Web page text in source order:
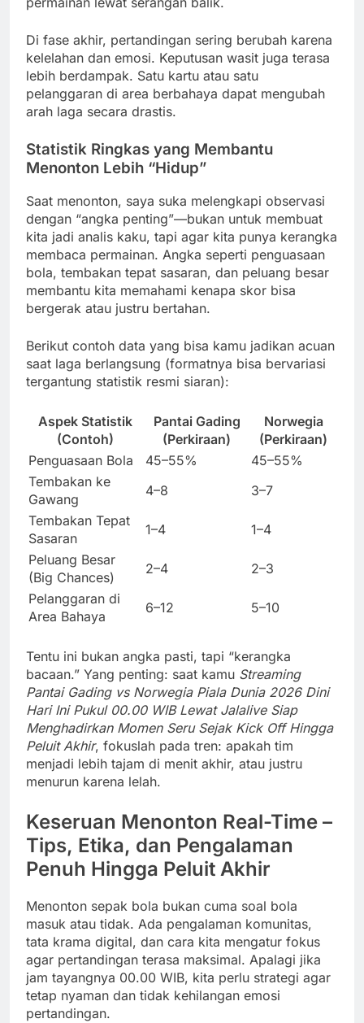
Di fase akhir, pertandingan sering berubah karena
kelelahan dan emosi. Keputusan wasit juga terasa
lebih berdampak. Satu kartu atau satu
pelanggaran di area berbahaya dapat mengubah
arah laga secara drastis.
Statistik Ringkas yang Membantu
Menonton Lebih “Hidup”
Saat menonton, saya suka melengkapi observasi
dengan “angka penting”—bukan untuk membuat
kita jadi analis kaku, tapi agar kita punya kerangka
membaca permainan. Angka seperti penguasaan
bola, tembakan tepat sasaran, dan peluang besar
membantu kita memahami kenapa skor bisa
bergerak atau justru bertahan.
Berikut contoh data yang bisa kamu jadikan acuan
saat laga berlangsung (formatnya bisa bervariasi
tergantung statistik resmi siaran):
Aspek Statistik
(Contoh)
Pantai Gading
(Perkiraan)
Norwegia
(Perkiraan)
Penguasaan Bola
45–55%
45–55%
Tembakan ke
Gawang
4–8
3–7
Tembakan Tepat
Sasaran
1–4
1–4
Peluang Besar
(Big Chances)
2–4
2–3
Pelanggaran di
Area Bahaya
6–12 5–10
Tentu ini bukan angka pasti, tapi “kerangka
bacaan.” Yang penting: saat kamu Streaming
Pantai Gading vs Norwegia Piala Dunia 2026 Dini
Hari Ini Pukul 00.00 WIB Lewat Jalalive Siap
Menghadirkan Momen Seru Sejak Kick Off Hingga
Peluit Akhir, fokuslah pada tren: apakah tim
menjadi lebih tajam di menit akhir, atau justru
menurun karena lelah.
Keseruan Menonton Real-Time –
Tips, Etika, dan Pengalaman
Penuh Hingga Peluit Akhir
Menonton sepak bola bukan cuma soal bola
masuk atau tidak. Ada pengalaman komunitas,
tata krama digital, dan cara kita mengatur fokus
agar pertandingan terasa maksimal. Apalagi jika
jam tayangnya 00.00 WIB, kita perlu strategi agar
tetap nyaman dan tidak kehilangan emosi
pertandingan.